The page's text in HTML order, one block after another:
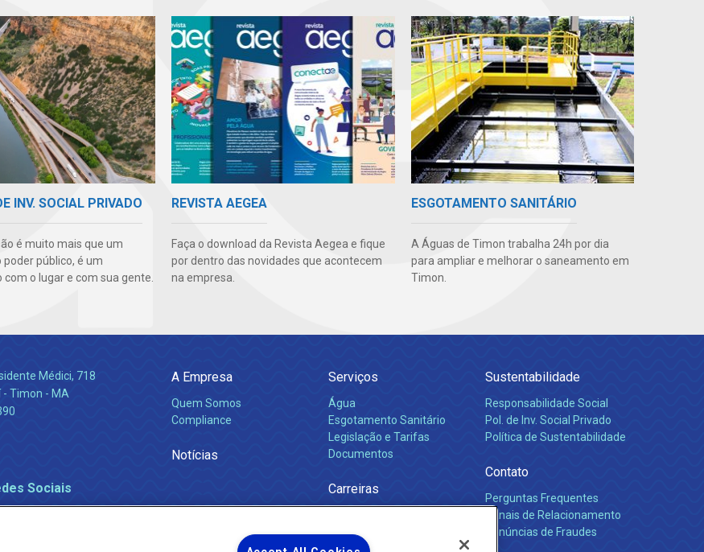
INV. SOCIAL PRIVADO
é muito mais que um
poder público, é um
o lugar e com sua gente.
REVISTA AEGEA
Faça o download da Revista Aegea e fique
por dentro das novidades que acontecem
na empresa.
ESGOTAMENTO SANITÁRIO
A Águas de Timon trabalha 24h por dia
para ampliar e melhorar o saneamento em
Timon.
Médici, 718
- Timon - MA
Sociais
A Empresa
Quem Somos
Compliance
Notícias
Serviços
Água
Esgotamento Sanitário
Legislação e Tarifas
Documentos
Carreiras
Sustentabilidade
Responsabilidade Social
Pol. de Inv. Social Privado
Política de Sustentabilidade
Contato
Perguntas Frequentes
Canais de Relacionamento
Denúncias de Fraudes